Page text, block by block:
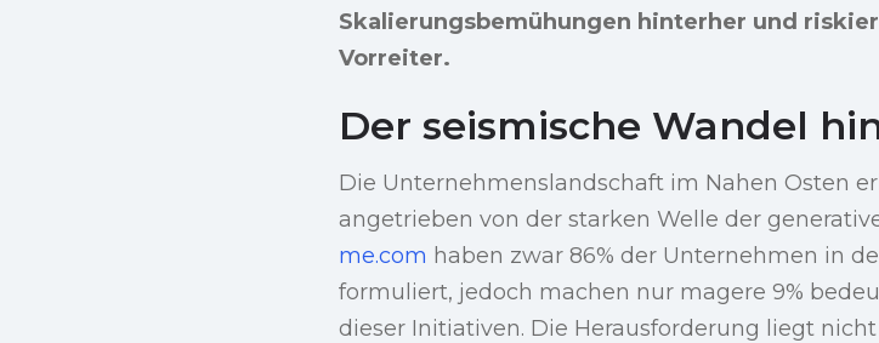
Skalierungsbemühungen hinterher und
Vorreiter.
Der seismische Wandel
Die Unternehmenslandschaft im Nahen Osten
angetrieben von der starken Welle der
me.com haben zwar 86% der Unternehmen in
formuliert, jedoch machen nur magere 9%
dieser Initiativen. Die Herausforderung liegt